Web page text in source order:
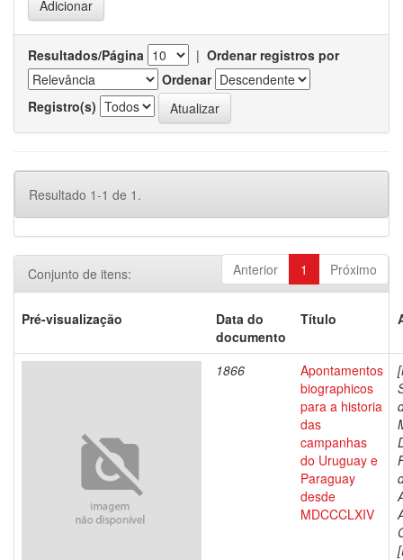
Resultados/Página | Ordenar registros por
Ordenar
Registro(s)
Resultado 1-1 de 1.
Anterior 1 Próximo
Conjunto de itens:
Pré-visualização
Data do
documento
Título
1866
Apontamentos
biographicos
para a historia
das
campanhas
do Uruguay e
Paraguay
desde
MDCCCLXIV